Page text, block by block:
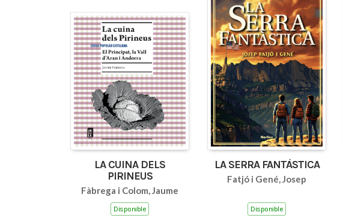
LA CUINA DELS
PIRINEUS
Fàbrega i Colom, Jaume
Disponible
LA SERRA FANTÀSTICA
Fatjó i Gené, Josep
Disponible